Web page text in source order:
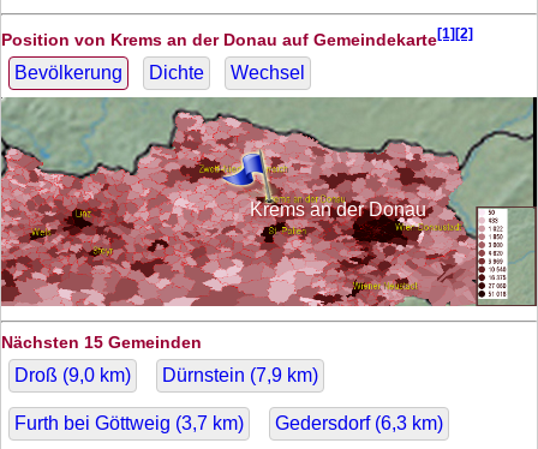
Position von Krems an der Donau auf Gemeindekarte[1][2]
Bevölkerung Dichte Wechsel
Krems an der Donau
Nächsten 15 Gemeinden
Droß (9,0 km) Dürnstein (7,9 km)
Furth bei Göttweig (3,7 km) Gedersdorf (6,3 km)